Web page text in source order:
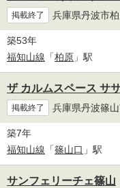
掲載終了 兵庫県丹波市
築53年
福知山線 「柏原 」駅
ザ カルムスペース サ
掲載終了 兵庫県丹波篠
築7年
福知山線 「篠山口 」駅
サンフェリーチェ篠山